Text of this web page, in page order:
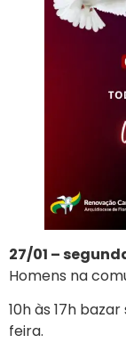
27/01 –
Homens na
10h às 17h
feira.